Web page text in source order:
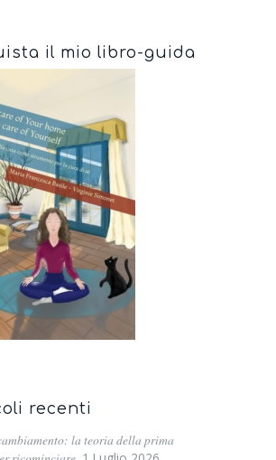
il mio libro-guida
recenti
la teoria della prima